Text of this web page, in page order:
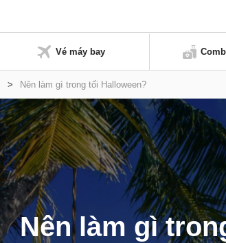
Vé máy bay
> Nên làm gì trong tối Halloween?
Nên làm gì